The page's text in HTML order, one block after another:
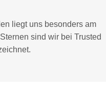
liegt uns besonders am
sind wir bei Trusted